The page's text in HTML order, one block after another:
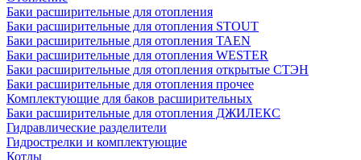
Баки расширительные для отопления
Баки расширительные для отопления STOUT
Баки расширительные для отопления TAEN
Баки расширительные для отопления WESTER
Баки расширительные для отопления открытые СТЭН
Баки расширительные для отопления прочее
Комплектующие для баков расширительных
Баки расширительные для отопления ДЖИЛЕКС
Гидравлические разделители
Гидрострелки и комплектующие
Котлы